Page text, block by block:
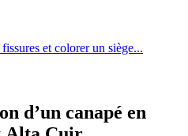
et colorer un siège...
d’un canapé en